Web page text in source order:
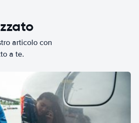
articolo con
a te.